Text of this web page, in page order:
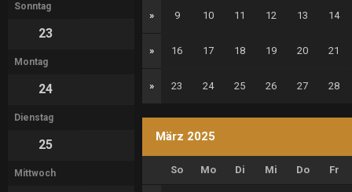
Sonntag
23
Montag
24
Dienstag
25
Mittwoch
» 9 10 11 12 13 14
» 16 17 18 19 20 21
» 23 24 25 26 27 28
März 2025
So Mo Di Mi Do Fr